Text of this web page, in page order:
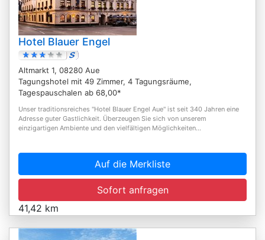
Hotel Blauer Engel
Altmarkt 1, 08280 Aue
Tagungshotel mit 49 Zimmer, 4 Tagungsräume,
Tagespauschalen ab 68,00*
Unser traditionsreiches "Hotel Blauer Engel Aue" ist seit 340 Jahren eine
Adresse guter Gastlichkeit. Überzeugen Sie sich von unserem
einzigartigen Ambiente und den vielfältigen Möglichkeiten...
Auf die Merkliste
Sofort anfragen
41,42 km